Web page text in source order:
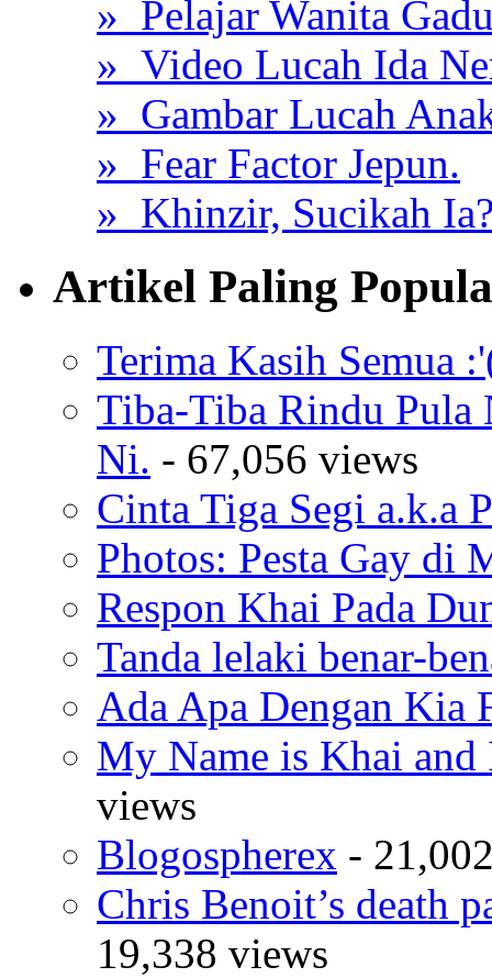
» Pelajar Wanita
» Video Lucah Ida
» Gambar Lucah
» Fear Factor Jepun.
» Khinzir, Sucikah
Artikel Paling
Terima Kasih Semua
Tiba-Tiba Rindu Pula
Ni. - 67,056 views
Cinta Tiga Segi a.k.a
Photos: Pesta Gay di
Respon Khai Pada
Tanda lelaki benar-
Ada Apa Dengan Kia
My Name is Khai and
views
Blogospherex -
Chris Benoit’s death
19,338 views